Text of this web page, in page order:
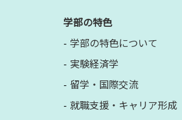
学部の特色
学部の特色について
実験経済学
留学・国際交流
就職支援・キャリア形成